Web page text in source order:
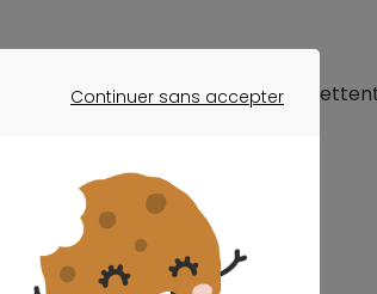
pourcentage de personnes qui
taux pour votre projet ?
Continuer sans accepter